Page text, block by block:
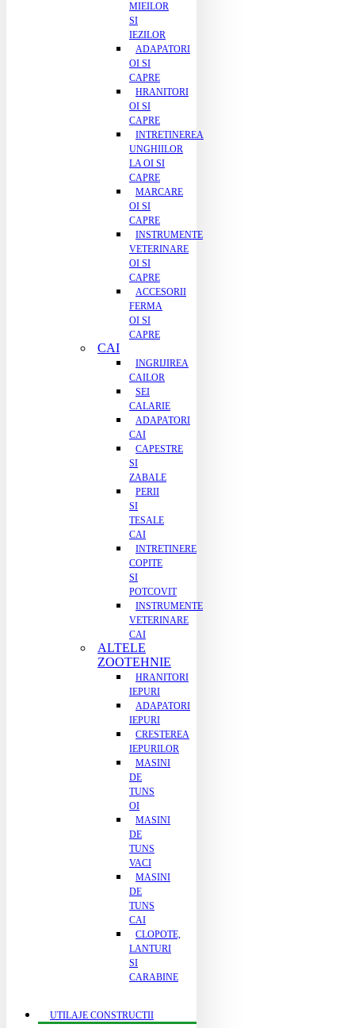
MIEILOR
SI
IEZILOR
ADAPATORI
OI SI
CAPRE
HRANITORI
OI SI
CAPRE
INTRETINEREA
UNGHIILOR
LA OI SI
CAPRE
MARCARE
OI SI
CAPRE
INSTRUMENTE
VETERINARE
OI SI
CAPRE
ACCESORII
FERMA
OI SI
CAPRE
CAI
INGRIJIREA
CAILOR
SEI
CALARIE
ADAPATORI
CAI
CAPESTRE
SI
ZABALE
PERII
SI
TESALE
CAI
INTRETINERE
COPITE
SI
POTCOVIT
INSTRUMENTE
VETERINARE
CAI
ALTELE
ZOOTEHNIE
HRANITORI
IEPURI
ADAPATORI
IEPURI
CRESTEREA
IEPURILOR
MASINI
DE
TUNS
OI
MASINI
DE
TUNS
VACI
MASINI
DE
TUNS
CAI
CLOPOTE,
LANTURI
SI
CARABINE
UTILAJE CONSTRUCTII